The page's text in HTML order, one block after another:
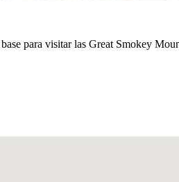
para visitar las Great Smokey